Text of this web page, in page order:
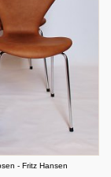
- Fritz Hansen